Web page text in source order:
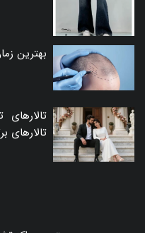
بهترین
تالارهای